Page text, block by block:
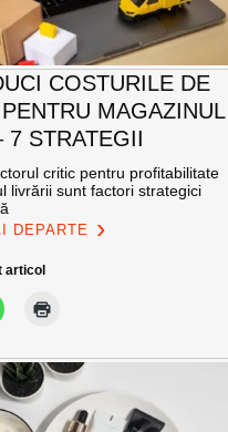
COSTURILE DE
MAGAZINUL
7 STRATEGII
critic pentru profitabilitate
livrării sunt factori strategici
DEPARTE
articol